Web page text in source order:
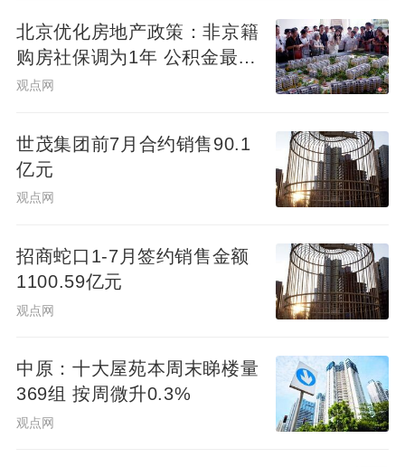
北京优化房地产政策：非京籍
购房社保调为1年 公积金最高
可贷340万元
观点网
世茂集团前7月合约销售90.1
亿元
观点网
招商蛇口1-7月签约销售金额
1100.59亿元
观点网
中原：十大屋苑本周末睇楼量
369组 按周微升0.3%
观点网